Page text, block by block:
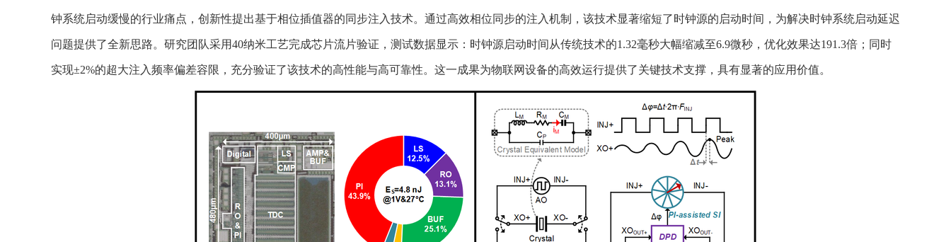
钟系统启动缓慢的行业痛点，创新性提出基于相位插值器的同步注入技术。通过高效相位同步的注入机制，该技术显著缩短了时钟源的启动时间，为解决时钟系统启动延迟
问题提供了全新思路。研究团队采用40纳米工艺完成芯片流片验证，测试数据显示：时钟源启动时间从传统技术的1.32毫秒大幅缩减至6.9微秒，优化效果达191.3倍；同时
实现±2%的超大注入频率偏差容限，充分验证了该技术的高性能与高可靠性。这一成果为物联网设备的高效运行提供了关键技术支撑，具有显著的应用价值。